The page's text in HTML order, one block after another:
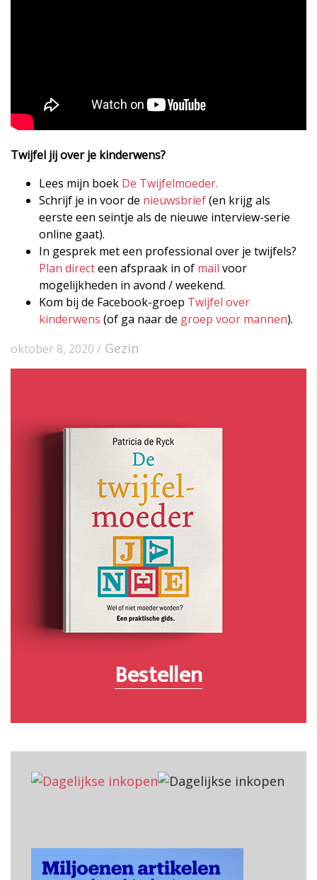
Twijfel jij over je kinderwens?
Lees mijn boek De Twijfelmoeder.
Schrijf je in voor de nieuwsbrief(en krijg als
eerste een seintje als de nieuwe interview-serie
online gaat).
In gesprek met een professional over je twijfels?
Plan directeen afspraak in of mail voor
mogelijkheden in avond / weekend.
Kom bij de Facebook-groep Twijfel over
kinderwens (of ga naar de groep voor mannen).
oktober 8, 2020 / Gezin
Bestellen